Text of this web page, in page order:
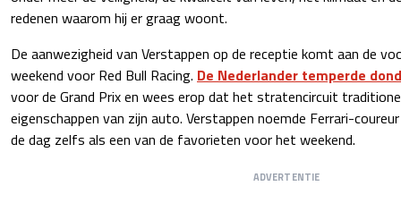
redenen waarom hij er graag woont.
De aanwezigheid van Verstappen op de receptie komt aan de
weekend voor Red Bull Racing. De Nederlander temperde
voor de Grand Prix en wees erop dat het stratencircuit
eigenschappen van zijn auto. Verstappen noemde Ferrari-
de dag zelfs als een van de favorieten voor het weekend.
ADVERTENTIE